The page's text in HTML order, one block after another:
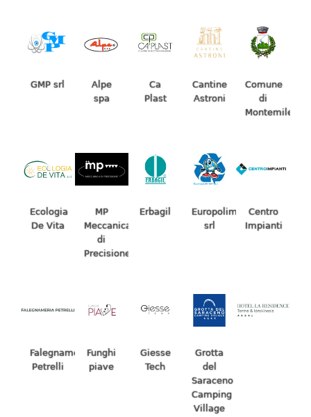
GMP srl
Alpe
spa
Ca
Plast
Cantine
Astroni
Comune
di
Montemiletto
Ecologia
De Vita
MP
Meccanica
di
Precisione
Erbagil
Europolimeri
srl
Centro
Impianti
Falegnameria
Petrelli
Funghi
piave
Giesse
Tech
Grotta
del
Saraceno
Camping
Village